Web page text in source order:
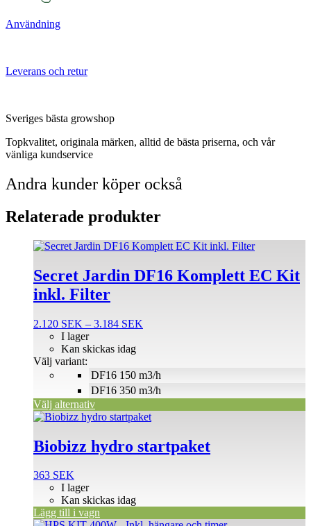
Användning
Leverans och retur
Sveriges bästa growshop
Topkvalitet, originala märken, alltid de bästa priserna, och vår
vänliga kundservice
Andra kunder köper också
Relaterade produkter
Secret Jardin DF16 Komplett EC Kit
inkl. Filter
2.120 SEK – 3.184 SEK
DF16 150 m3/h
DF16 350 m3/h
I lager
Kan skickas idag
Välj variant:
Välj alternativ
Den
produkten
har
flera
De
olika
alternativen
kan
väljas
produktsidan
Biobizz hydro startpaket
363 SEK
I lager
Kan skickas idag
Lägg till i vagn